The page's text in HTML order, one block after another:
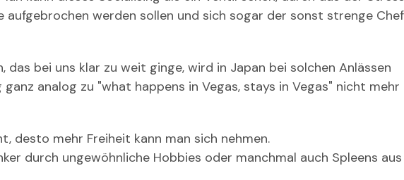
werden sollen und sich sogar der sonst strenge
das bei uns klar zu weit ginge, wird in Japan bei solchen Anlässen
analog zu "what happens in Vegas, stays in Vegas" nicht mehr
desto mehr Freiheit kann man sich nehmen.
durch ungewöhnliche Hobbies oder manchmal auch Spleens